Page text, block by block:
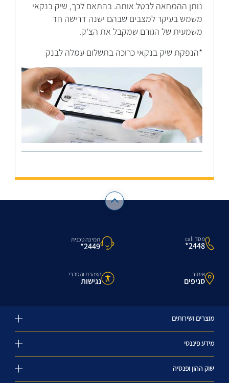
נותן ההמחאה לבטל אותה. בהתאם לכך, שיק בנקאי
משמש בעיקר למצבים שבהם ישנה דרישה חד
משמעית של הגורם שמקבל את הצ'ק.
*הנפקת שיק בנקאי כרוכה בתשלום עמלה לבנק
מסד call
2448*
תמיכה טכנית
2449*
איתור
סניפים
הצהרת והסדרי
נגישות
מוצרים ושירותים
מידע פיננסי
שוק ההון ופנסיה